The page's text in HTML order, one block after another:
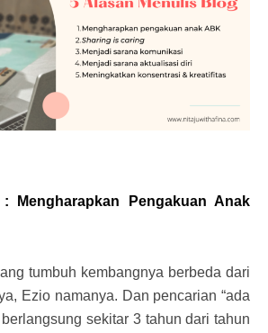
Mengharapkan Pengakuan Anak
tumbuh kembangnya berbeda dari
Ezio namanya. Dan pencarian “ada
sekitar 3 tahun dari tahun